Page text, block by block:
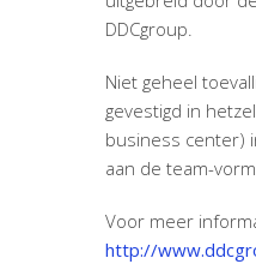
DDCgroup.
Niet geheel
gevestigd in
business center)
aan de team-
Voor meer
http://